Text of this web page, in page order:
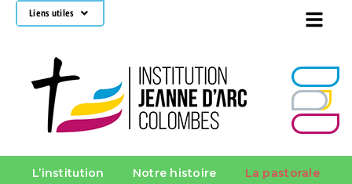
Liens utiles
Collège
Campus
L’institution Notre histoire La pastorale